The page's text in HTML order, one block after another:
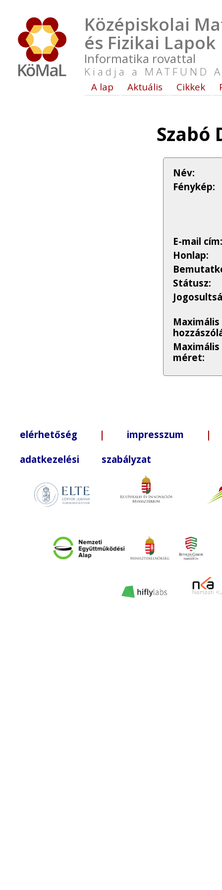
Középiskolai
és Fizikai Lapok
Informatika rovattal
Kiadja a MATFUND
A lap Aktuális Cikkek
Szabó
Név:
Fénykép:
E-mail cím:
Honlap:
Státusz:
Maximális
Maximális
méret:
elérhetőség | impresszum |
adatkezelési szabályzat